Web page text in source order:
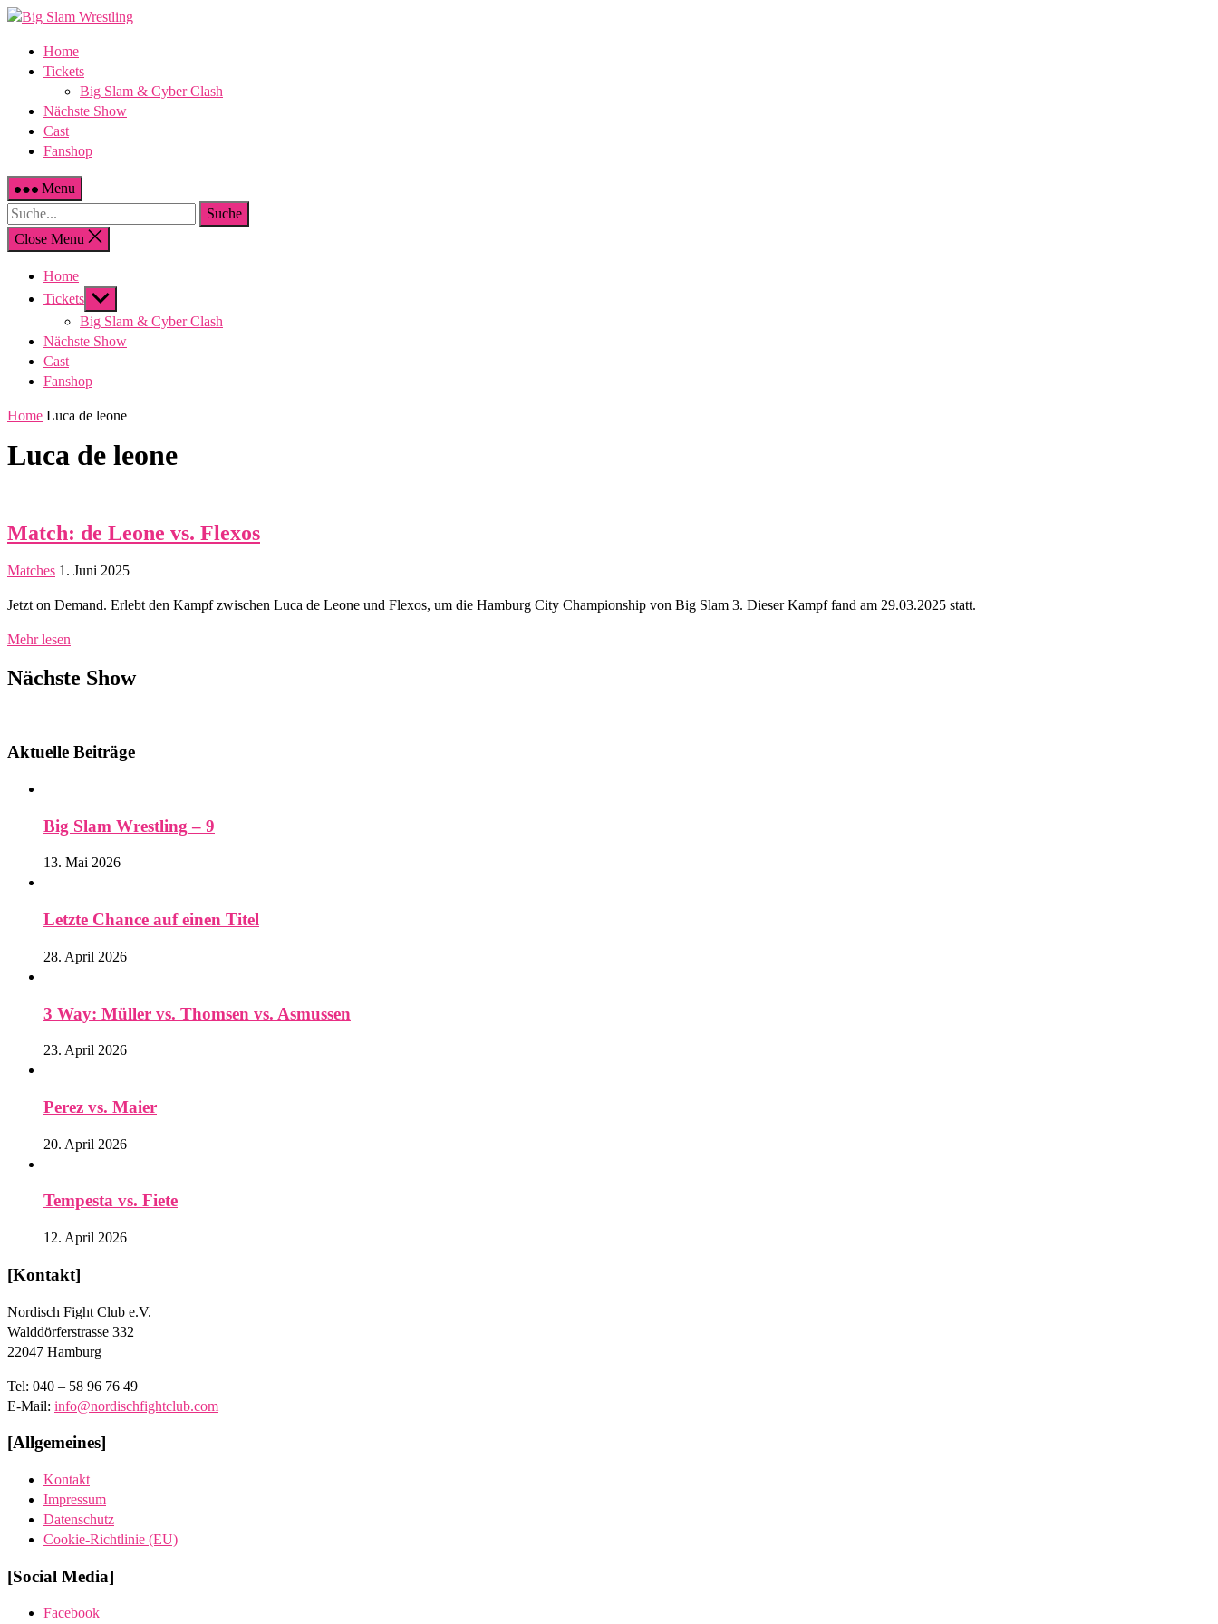
Skip
contentHome
Tickets
Big Slam & Cyber Clash
Nächste Show
Cast
Fanshop
Menu
Suche
Close Menu
Home
Tickets Show
sub
menu
Big Slam & Cyber Clash
Nächste Show
Cast
Fanshop
Home Luca de leone
Luca de leone
Match: de Leone vs. Flexos
Matches 1. Juni 2025
Jetzt on Demand. Erlebt den Kampf zwischen Luca de Leone und Flexos, um die Hamburg City Championship von Big Slam 3. Dieser Kampf fand am 29.03.2025 statt.
Mehr lesen
Nächste Show
Aktuelle Beiträge
Big Slam Wrestling – 9
13. Mai 2026
Letzte Chance auf einen Titel
28. April 2026
3 Way: Müller vs. Thomsen vs. Asmussen
23. April 2026
Perez vs. Maier
20. April 2026
Tempesta vs. Fiete
12. April 2026
[Kontakt]
Nordisch Fight Club e.V.
Walddörferstrasse 332
22047 Hamburg
Tel: 040 – 58 96 76 49
E-Mail: info@nordischfightclub.com
[Allgemeines]
Kontakt
Impressum
Datenschutz
Cookie-Richtlinie (EU)
[Social Media]
Facebook